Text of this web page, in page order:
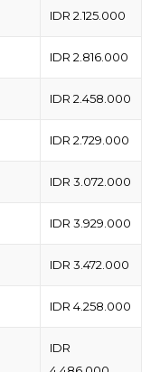
IDR 2.125.000
IDR 2.816.000
IDR 2.458.000
IDR 2.729.000
IDR 3.072.000
IDR 3.929.000
IDR 3.472.000
IDR 4.258.000
IDR